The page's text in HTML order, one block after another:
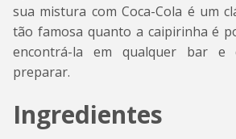
sua mistura com Coca-Cola é um
tão famosa quanto a caipirinha é
encontrá-la em qualquer bar
preparar.
Ingredientes